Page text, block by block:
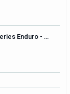
Jämtland GravitySeries - GravitySeries Enduro - Åre Bike Festival